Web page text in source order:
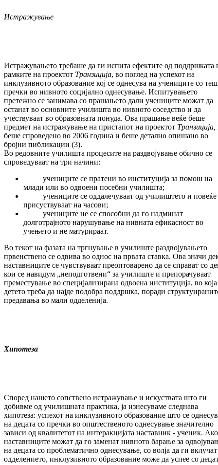
Истражување
Истражувањето требаше да ги испита ефектите од поддршката
рамките на проектот Транзиција, во поглед на успехот на
инклузивното образование кој се однесува на учениците со
пречки во нивното социјално однесување. Испитувањето
претежно се занимава со прашањето дали учениците можат да
останат во основните училишта во нивното соседство и да
учествуваат во образовната понуда. Ова прашање веќе беше
предмет на истражување на пристапот на проектот Транзиција,
беше спроведено во 2006 година и беше детално опишано во
бројни пибликации (3).
Во редовните училишта процесите на раздвојување обично се
спроведуваат на три начини:
учениците се пратени во институција за помош на
млади или во одвоени посебни училишта;
учениците се оддалечуваат од училиштето и повеќе
присуствуваат на часови;
учениците не се способни да го надминат
долготрајното нарушување на нивната ефикасност во
учењето и не матурираат.
Во текот на фазата на тргнување в училиште раздвојувањето
првенствено се одвива во однос на првата ставка. Ова значи
наставниците се чувствуваат преоптоварено да се справат со
кои се навидум „неподготвени“ за училиште и препорачуваат
преместување во специјализирана oдвоена институција, во која
детето треба да најде подобра поддршка, поради
предавања во мали одделенија.
Хипотеза
Според нашето сопствено истражување и искуствата што ги
добивме од училишната практика, ја изнесуваме следнава
хипотеза: успехот на инклузивното образование што се
на децата со пречки во општественото однесување значително
зависи од квалитетот на интеракцијата наставник - ученик. Ако
наставниците можат да го заменат нивното барање за
на децата со проблематично однесување, со волја да ги
одделението, инклузивното образование може да успее со